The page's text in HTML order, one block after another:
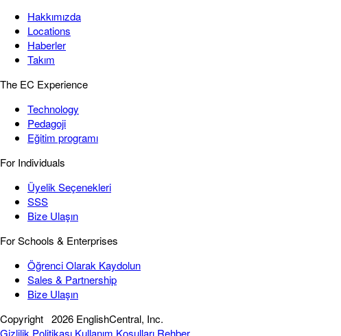
Hakkımızda
Locations
Haberler
Takım
The EC Experience
Technology
Pedagoji
Eğitim programı
For Individuals
Üyelik Seçenekleri
SSS
Bize Ulaşın
For Schools & Enterprises
Öğrenci Olarak Kaydolun
Sales & Partnership
Bize Ulaşın
Copyright 2026 EnglishCentral, Inc.